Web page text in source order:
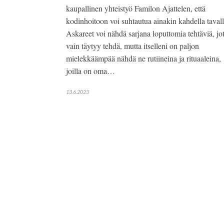
kaupallinen yhteistyö Familon Ajattelen, että
kodinhoitoon voi suhtautua ainakin kahdella
Askareet voi nähdä sarjana loputtomia tehtäviä,
vain täytyy tehdä, mutta itselleni on paljon
mielekkäämpää nähdä ne rutiineina ja rituaaleina,
joilla on oma…
13.6.2023